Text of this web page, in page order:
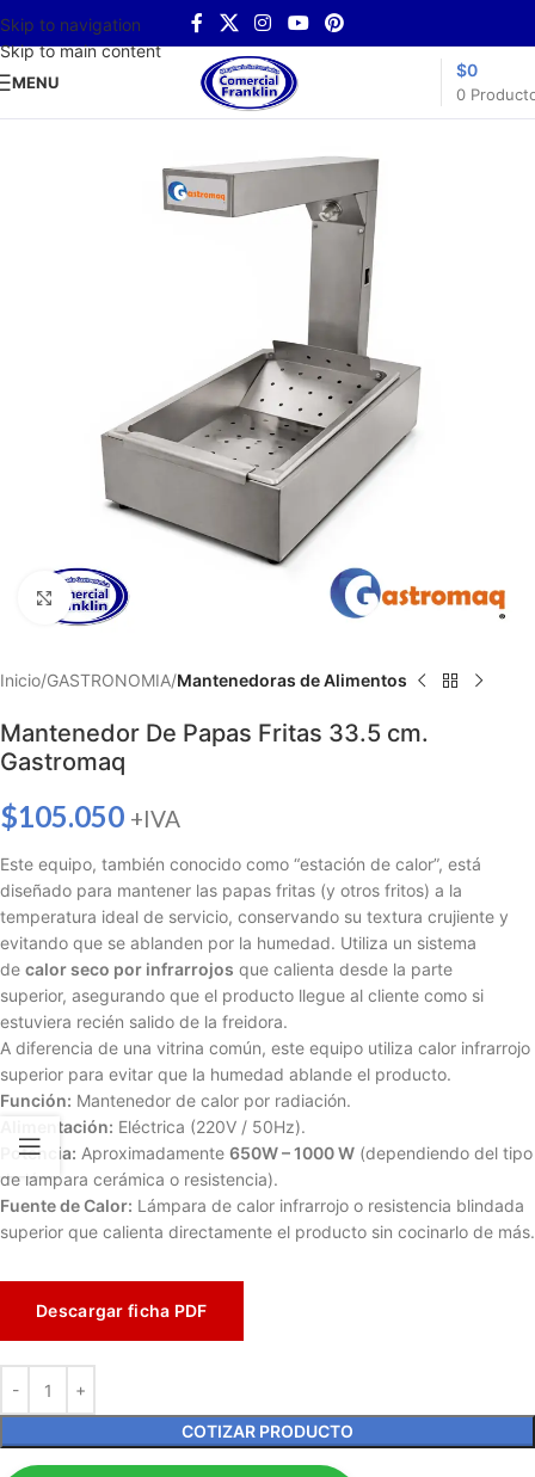
Skip to navigation
Skip to main content
MENU
0
$0
Haga clic para ampliar
Inicio GASTRONOMIA Mantenedoras de Alimentos
Mantenedor De Papas Fritas 33.5 cm.
Gastromaq
$105.050 +IVA
Este equipo, también conocido como “estación de calor”, está
diseñado para mantener las papas fritas (y otros fritos) a la
temperatura ideal de servicio, conservando su textura crujiente y
evitando que se ablanden por la humedad. Utiliza un sistema
de calor seco por infrarrojos que calienta desde la parte
superior, asegurando que el producto llegue al cliente como si
estuviera recién salido de la freidora.
A diferencia de una vitrina común, este equipo utiliza calor infrarrojo
superior para evitar que la humedad ablande el producto.
Función: Mantenedor de calor por radiación.
Alimentación: Eléctrica (220V / 50Hz).
Potencia: Aproximadamente 650W – 1000 W (dependiendo del tipo
de lámpara cerámica o resistencia).
Fuente de Calor: Lámpara de calor infrarrojo o resistencia blindada
superior que calienta directamente el producto sin cocinarlo de más.
Descargar ficha PDF
COTIZAR PRODUCTO